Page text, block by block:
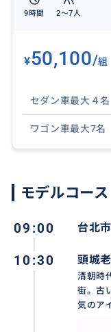
【抹茶山下】
宜蘭の礁溪にある
たガラス張りのカ
クマのケーキが評
9時間 2〜7人
¥50,100/組
セダン車最大４名
ワゴン車最大7名
モデルコース
09:00 台北
10:30 頭城
清朝時
街。古
気のア